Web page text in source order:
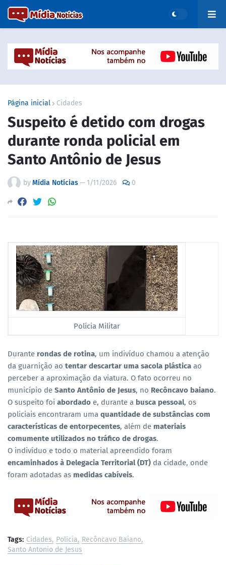
Página inicial Cidades
Suspeito é detido com drogas
durante ronda policial em
Santo Antônio de Jesus
byMídia Notícias— 1/11/2026 0
Polícia Militar
Durante rondas de rotina, um indivíduo chamou a atenção
da guarnição ao tentar descartar uma sacola plástica ao
perceber a aproximação da viatura. O fato ocorreu no
município de Santo Antônio de Jesus, no Recôncavo baiano.
O suspeito foi abordado e, durante a busca pessoal, os
policiais encontraram uma quantidade de substâncias com
características de entorpecentes, além de materiais
comumente utilizados no tráfico de drogas.
O indivíduo e todo o material apreendido foram
encaminhados à Delegacia Territorial (DT) da cidade, onde
foram adotadas as medidas cabíveis.
Tags: Cidades Polícia Recôncavo Baiano
Santo Antonio de Jesus